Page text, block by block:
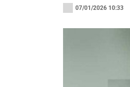
07/01/2026 10:33